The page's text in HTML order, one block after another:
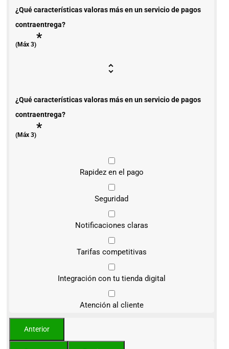
¿Qué características valoras más en un servicio de pagos
contraentrega?
(Máx 3)*
¿Qué características valoras más en un servicio de pagos
contraentrega?
(Máx 3)*
Rapidez en el pago
Seguridad
Notificaciones claras
Tarifas competitivas
Integración con tu tienda digital
Atención al cliente